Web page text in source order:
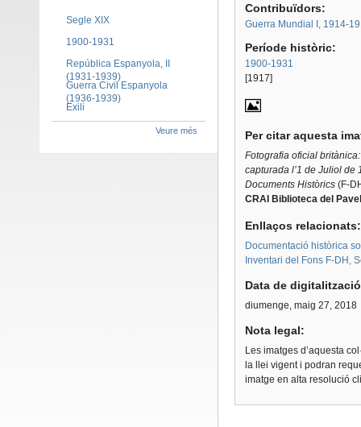
Contribuïdors:
Guerra Mundial I, 1914-
Període històric:
1900-1931
[1917]
Per citar aquesta
Fotografia oficial
capturada l’1 de Juliol de
Documents Històrics(F-
CRAI Biblioteca del
Enllaços
Documentació històrica
Inventari del Fons F-DH,
Data de
diumenge, maig 27, 2018
Nota legal:
Les imatges d’aquesta
la llei vigent i podran
imatge en alta resolució
Segle XIX
1900-1931
República Espanyola, II
(1931-1939)
Guerra Civil Espanyola
(1936-1939)
Exili
Veure més